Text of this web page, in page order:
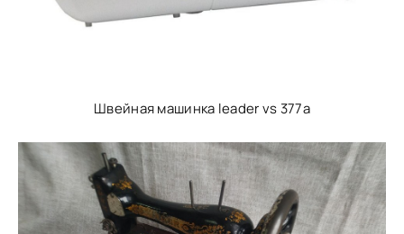
Швейная машинка leader vs 377a